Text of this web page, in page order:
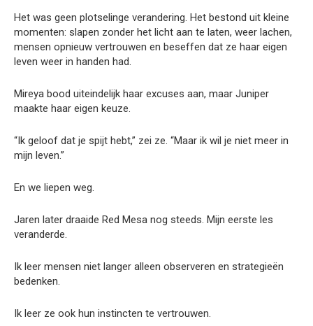
Het was geen plotselinge verandering. Het bestond uit kleine
momenten: slapen zonder het licht aan te laten, weer lachen,
mensen opnieuw vertrouwen en beseffen dat ze haar eigen
leven weer in handen had.
Mireya bood uiteindelijk haar excuses aan, maar Juniper
maakte haar eigen keuze.
“Ik geloof dat je spijt hebt,” zei ze. “Maar ik wil je niet meer in
mijn leven.”
En we liepen weg.
Jaren later draaide Red Mesa nog steeds. Mijn eerste les
veranderde.
Ik leer mensen niet langer alleen observeren en strategieën
bedenken.
Ik leer ze ook hun instincten te vertrouwen.